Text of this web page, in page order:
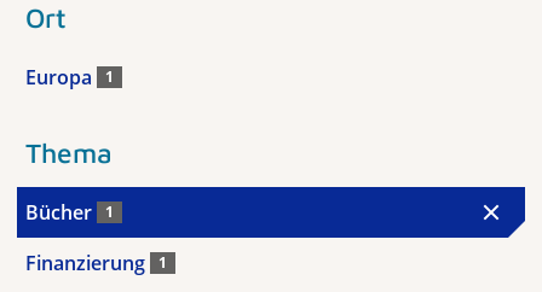
Ort
Europa 1
Thema
Bücher 1
Finanzierung 1